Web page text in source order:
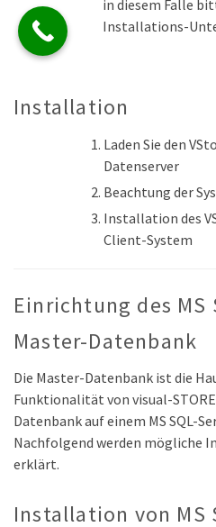
in diesem Falle
Installations-
Installation
Laden Sie den
Datenserver
Beachtung der
Installation des
Client-System
Einrichtung des MS
Master-Datenbank
Die Master-Datenbank ist die
Funktionalität von visual-
Datenbank auf einem MS SQL-
Nachfolgend werden mögliche
erklärt.
Installation von MS